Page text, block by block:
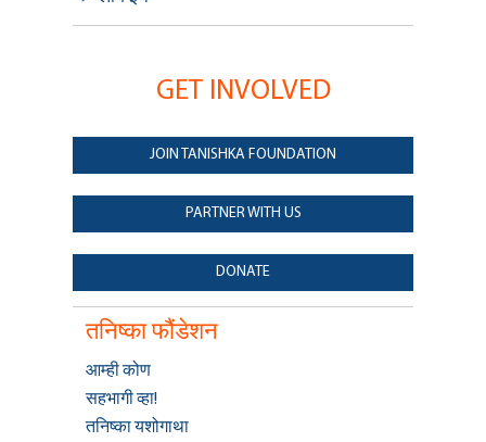
GET INVOLVED
JOIN TANISHKA FOUNDATION
PARTNER WITH US
DONATE
तनिष्का फौंडेशन
आम्ही कोण
सहभागी व्हा!
तनिष्का यशोगाथा